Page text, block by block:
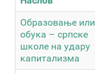
Образовање или
обука – српске
школе на удару
капитализма